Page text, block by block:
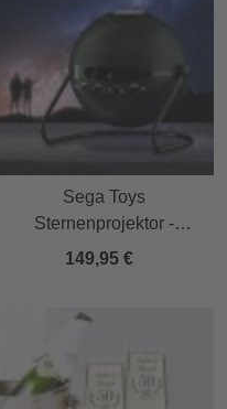
Sega Toys
Sternenprojektor -
schwarz
149,95 €